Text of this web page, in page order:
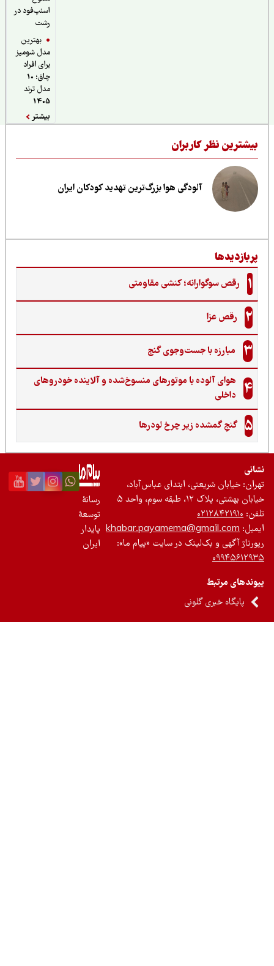
اسنپ‌فود در
بهترین
مدل شومیز
برای افراد
چاق؛ 10
مدل ترند
نظر کاربران
آلودگی هوا بزرگ‌ترین تهدید کودکان ایران
رقص سوگوارانه؛ کنشی مقاومتی
رقص عزا
مبارزه با جست‌وجوی گنج‌
هوای آلوده با موتورهای منسوخ‌شده و آلاینده خودروهای
داخلی
گنجِ گمشده زیر چرخ لودرها
خیابان شریعتی، ابتدای عباس‌آباد،
بهشتی، پلاک ۱۲، طبقه سوم، واحد ۵
۰۲۱۲۸۴۲۱۹۱۰
khabar.payamema@gmail.com
آگهی و بک‌لینک در سایت «پیام ما»:
مرتبط
پایگاه خبری گلونی
رسانۀ
توسعۀ
پایدار
ایران